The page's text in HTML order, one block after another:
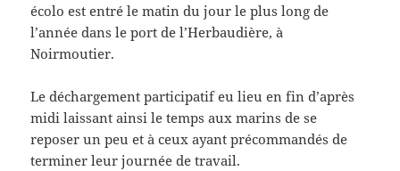
écolo est entré le matin du jour le plus long de
l’année dans le port de l’Herbaudière, à
Noirmoutier.
Le déchargement participatif eu lieu en fin d’après
midi laissant ainsi le temps aux marins de se
reposer un peu et à ceux ayant précommandés de
terminer leur journée de travail.